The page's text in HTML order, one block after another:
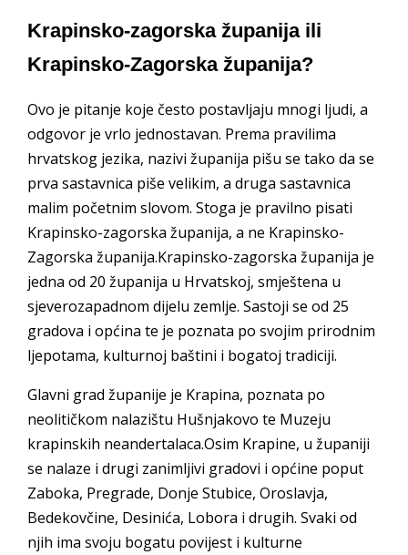
Krapinsko-zagorska županija ili
Krapinsko-Zagorska županija?
Ovo je pitanje koje često postavljaju mnogi ljudi, a
odgovor je vrlo jednostavan. Prema pravilima
hrvatskog jezika, nazivi županija pišu se tako da se
prva sastavnica piše velikim, a druga sastavnica
malim početnim slovom. Stoga je pravilno pisati
Krapinsko-zagorska županija, a ne Krapinsko-
Zagorska županija.Krapinsko-zagorska županija je
jedna od 20 županija u Hrvatskoj, smještena u
sjeverozapadnom dijelu zemlje. Sastoji se od 25
gradova i općina te je poznata po svojim prirodnim
ljepotama, kulturnoj baštini i bogatoj tradiciji.
Glavni grad županije je Krapina, poznata po
neolitičkom nalazištu Hušnjakovo te Muzeju
krapinskih neandertalaca.Osim Krapine, u županiji
se nalaze i drugi zanimljivi gradovi i općine poput
Zaboka, Pregrade, Donje Stubice, Oroslavja,
Bedekovčine, Desinića, Lobora i drugih. Svaki od
njih ima svoju bogatu povijest i kulturne